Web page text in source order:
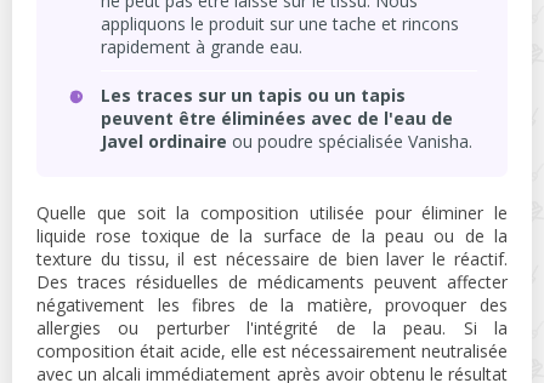
appliquons le produit sur une tache et rincons
rapidement à grande eau.
Les traces sur un tapis ou un tapis
peuvent être éliminées avec de l'eau de
Javel ordinaire ou poudre spécialisée Vanisha.
Quelle que soit la composition utilisée pour éliminer le
liquide rose toxique de la surface de la peau ou de la
texture du tissu, il est nécessaire de bien laver le réactif.
Des traces résiduelles de médicaments peuvent affecter
négativement les fibres de la matière, provoquer des
allergies ou perturber l'intégrité de la peau. Si la
composition était acide, elle est nécessairement neutralisée
avec un alcali immédiatement après avoir obtenu le résultat